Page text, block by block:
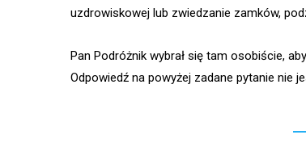
uzdrowiskowej lub zwiedzanie zamków,
Pan Podróżnik wybrał się tam osobiście,
Odpowiedź na powyżej zadane pytanie nie